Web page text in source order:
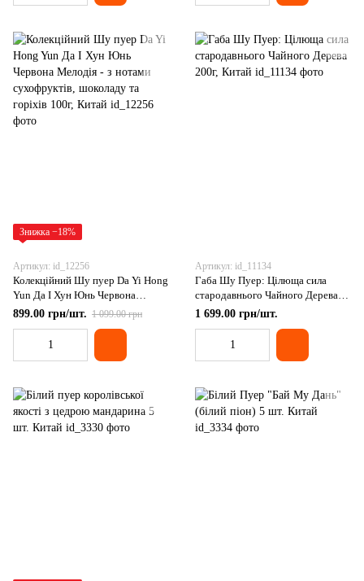
Знижка −18%
Артикул: id_12256
Колекційний Шу пуер Da Yi Hong
Yun Да І Хун Юнь Червона
Мелодія - з нотами сухофруктів,
899.00 грн/шт. 1 099.00 грн
Артикул: id_11134
Габа Шу Пуер: Цілюща сила
стародавнього Чайного Дерева
200г, Китай
1 699.00 грн/шт.